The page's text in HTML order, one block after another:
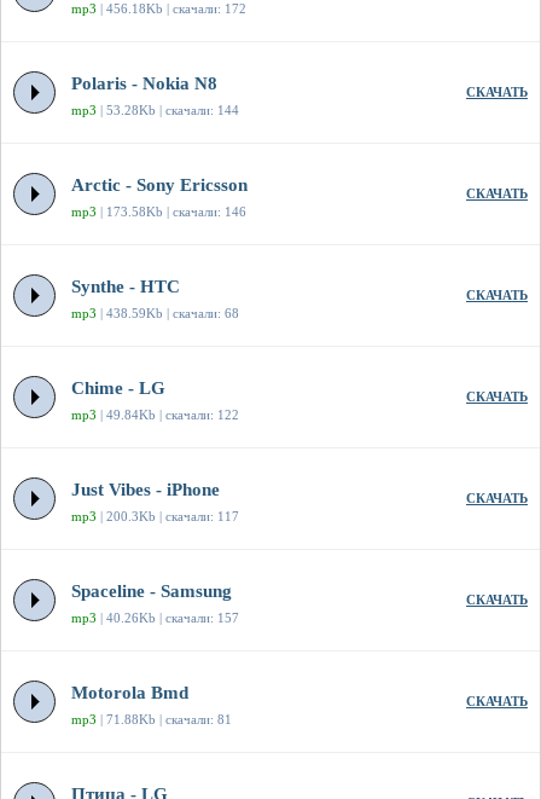
mp3 | 456.18Kb | скачали: 172
Polaris - Nokia N8
mp3 | 53.28Kb | скачали: 144
СКАЧАТЬ
Arctic - Sony Ericsson
mp3 | 173.58Kb | скачали: 146
СКАЧАТЬ
Synthe - HTC
mp3 | 438.59Kb | скачали: 68
СКАЧАТЬ
Chime - LG
mp3 | 49.84Kb | скачали: 122
СКАЧАТЬ
Just Vibes - iPhone
mp3 | 200.3Kb | скачали: 117
СКАЧАТЬ
Spaceline - Samsung
mp3 | 40.26Kb | скачали: 157
СКАЧАТЬ
Motorola Bmd
mp3 | 71.88Kb | скачали: 81
СКАЧАТЬ
Птица - LG